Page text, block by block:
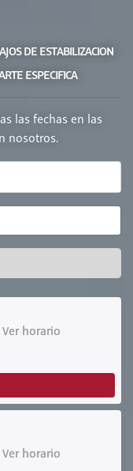
DE ESTABILIZACION
ESPECIFICA
las fechas en las
nosotros.
Ver horario
Ver horario